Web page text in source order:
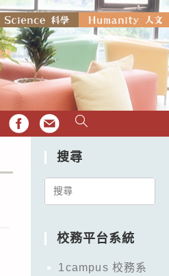
FB EMAIL
搜尋
Search
校務平台系統
1campus 校務系